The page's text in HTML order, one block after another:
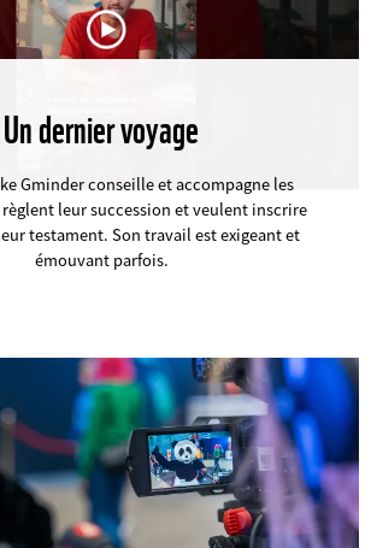
Un dernier voyage
Gminder conseille et accompagne les
leur succession et veulent inscrire
testament. Son travail est exigeant et
émouvant parfois.